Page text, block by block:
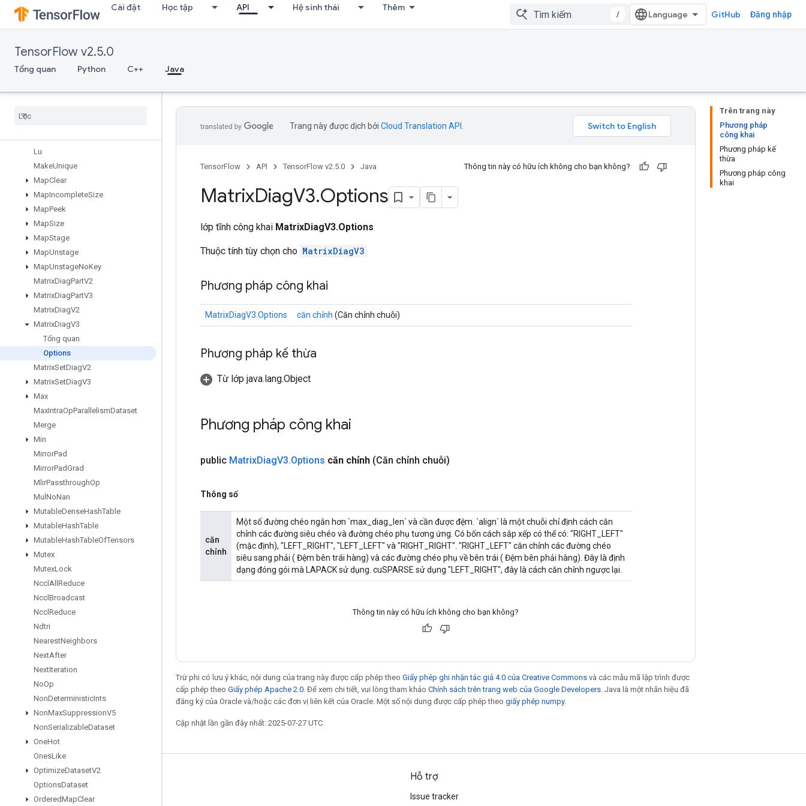
Cài đặt Học tập API Hệ sinh thái Thêm
/ GitHub Đăng nhập
TensorFlow v2.5.0
Tổng quan Python C++ Java
LoadTPUEmbeddingStochasticGradientDescentParameters
LoadTPUEmbeddingStochasticGradientDescentParametersGradAccumDebug
LookupTableFind
LookupTableImport
LookupTableRemove
Lu
MakeUnique
MapClear
MapIncompleteSize
MapPeek
MapSize
MapStage
MapUnstage
MapUnstageNoKey
MatrixDiagPartV2
MatrixDiagPartV3
MatrixDiagV2
MatrixDiagV3
Tổng quan
Options
MatrixSetDiagV2
MatrixSetDiagV3
Max
MaxIntraOpParallelismDataset
Merge
Min
MirrorPad
MirrorPadGrad
MlirPassthroughOp
Mul NoNan
MutableDenseHashTable
MutableHashTable
MutableHashTableOfTensors
Mutex
MutexLock
Nccl All Reduce
Nccl Broadcast
Nccl Reduce
Ndtri
NearestNeighbors
NextAfter
NextIteration
NoOp
NonDeterministicInts
NonMaxSuppressionV5
NonSerializableDataset
OneHot
OnesLike
OptimizeDatasetV2
OptionsDataset
OrderedMapClear
Trên trang này
Phương pháp
công khai
Phương pháp kế
thừa
Phương pháp công
khai
Trang này được dịch bởi Cloud Translation API
TensorFlow API TensorFlow v2.5.0 Java Thông tin này có hữu ích không cho bạn không?
MatrixDiagV3.Options
lớp tĩnh công khai MatrixDiagV3.Options
Thuộc tính tùy chọn cho MatrixDiagV3
Phương pháp công khai
MatrixDiagV3.Options căn chỉnh (Căn chỉnh chuỗi)
Phương pháp kế thừa
Từ lớp java.lang.Object
Phương pháp công khai
public MatrixDiagV3.Options căn chỉnh (Căn chỉnh chuỗi)
Thông số
căn
chỉnh
Một số đường chéo ngắn hơn `max_diag_len` và cần được đệm. `align` là một chuỗi chỉ định cách căn
chỉnh các đường siêu chéo và đường chéo phụ tương ứng. Có bốn cách sắp xếp có thể có: "RIGHT_LEFT"
(mặc định), "LEFT_RIGHT", "LEFT_LEFT" và "RIGHT_RIGHT". "RIGHT_LEFT" căn chỉnh các đường chéo
siêu sang phải ( Đệm bên trái hàng) và các đường chéo phụ về bên trái ( Đệm bên phải hàng). Đây là định
dạng đóng gói mà LAPACK sử dụng. cuSPARSE sử dụng "LEFT_RIGHT", đây là cách căn chỉnh ngược lại.
Thông tin này có hữu ích không cho bạn không?
Trừ phi có lưu ý khác, nội dung của trang này được cấp phép theo Giấy phép ghi nhận tác giả 4.0 của Creative Commons và các mẫu mã lập trình được
cấp phép theo Giấy phép Apache 2.0 . Để xem chi tiết, vui lòng tham khảo Chính sách trên trang web của Google Developers . Java là một nhãn hiệu đã
đăng ký của Oracle và/hoặc các đơn vị liên kết của Oracle. Một số nội dung được cấp phép theo giấy phép numpy.
Cập nhật lần gần đây nhất: 2025-07-27 UTC.
Giữ liên lạc
Blog
Hỗ trợ
Issue tracker